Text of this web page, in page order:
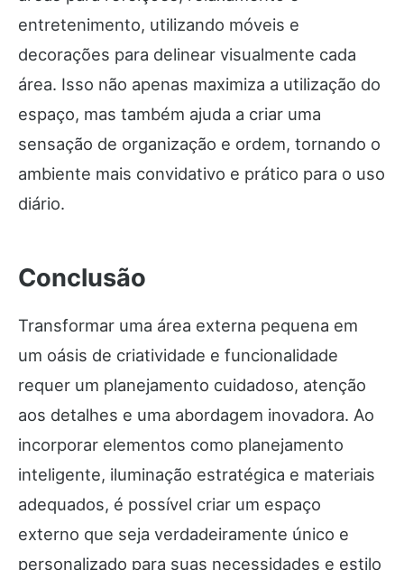
entretenimento, utilizando móveis e
decorações para delinear visualmente cada
área. Isso não apenas maximiza a utilização do
espaço, mas também ajuda a criar uma
sensação de organização e ordem, tornando o
ambiente mais convidativo e prático para o uso
diário.
Conclusão
Transformar uma área externa pequena em
um oásis de criatividade e funcionalidade
requer um planejamento cuidadoso, atenção
aos detalhes e uma abordagem inovadora. Ao
incorporar elementos como planejamento
inteligente, iluminação estratégica e materiais
adequados, é possível criar um espaço
externo que seja verdadeiramente único e
personalizado para suas necessidades e estilo